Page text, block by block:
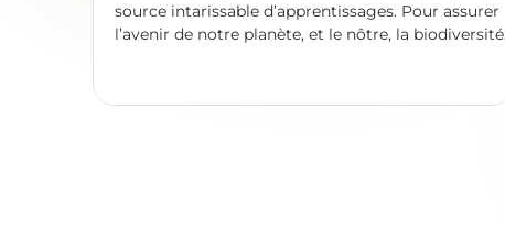
source intarissable d’apprentissages. Pour assurer
l’avenir de notre planète, et le nôtre, la biodiversité
s’intéressent depuis des siècles à la biodiversité, la